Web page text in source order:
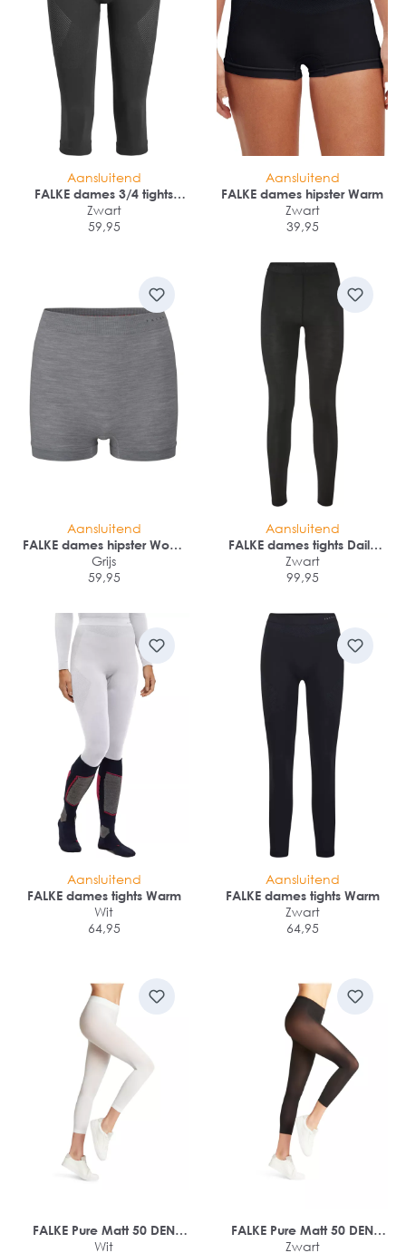
Aansluitend
FALKE dames 3/4 tights
Warm
Zwart
59,95
Aansluitend
FALKE dames hipster Warm
Zwart
39,95
Aansluitend
FALKE dames hipster Wool-
Tech Light
Grijs
59,95
Aansluitend
FALKE dames tights Daily
Climawool
Zwart
99,95
Aansluitend
FALKE dames tights Warm
Wit
64,95
Aansluitend
FALKE dames tights Warm
Zwart
64,95
FALKE Pure Matt 50 DEN
dames Capri
Wit
FALKE Pure Matt 50 DEN
dames Capri
Zwart